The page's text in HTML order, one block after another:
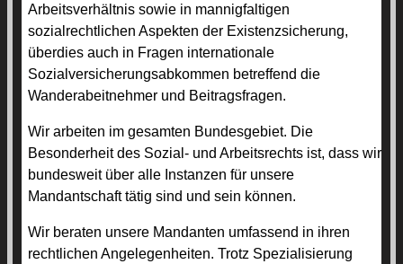
Arbeitsverhältnis sowie in mannigfaltigen
sozialrechtlichen Aspekten der Existenzsicherung,
überdies auch in Fragen internationale
Sozialversicherungsabkommen betreffend die
Wanderabeitnehmer und Beitragsfragen.
Wir arbeiten im gesamten Bundesgebiet. Die
Besonderheit des Sozial- und Arbeitsrechts ist, dass wir
bundesweit über alle Instanzen für unsere
Mandantschaft tätig sind und sein können.
Wir beraten unsere Mandanten umfassend in ihren
rechtlichen Angelegenheiten. Trotz Spezialisierung